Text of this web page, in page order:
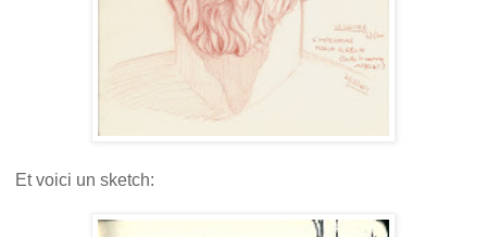
Et voici un sketch: